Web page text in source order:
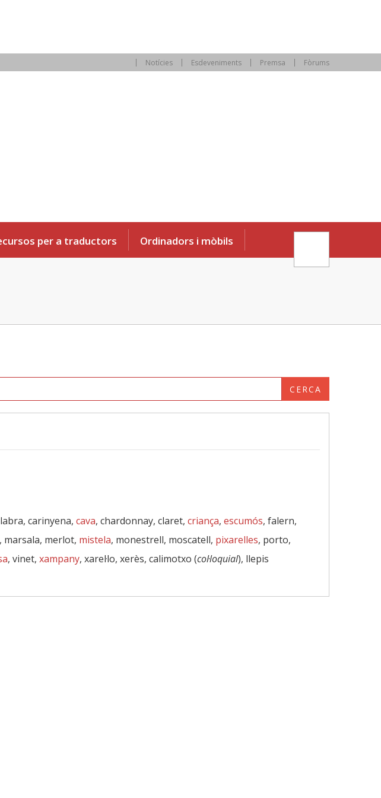
Notícies Esdeveniments Premsa Fòrums
per a traductors Ordinadors i mòbils
CERCA
carinyena, cava, chardonnay, claret, criança, escumós, falern,
marsala, merlot, mistela, monestrell, moscatell, pixarelles, porto,
, vinet, xampany, xarel·lo, xerès, calimotxo (col·loquial), llepis